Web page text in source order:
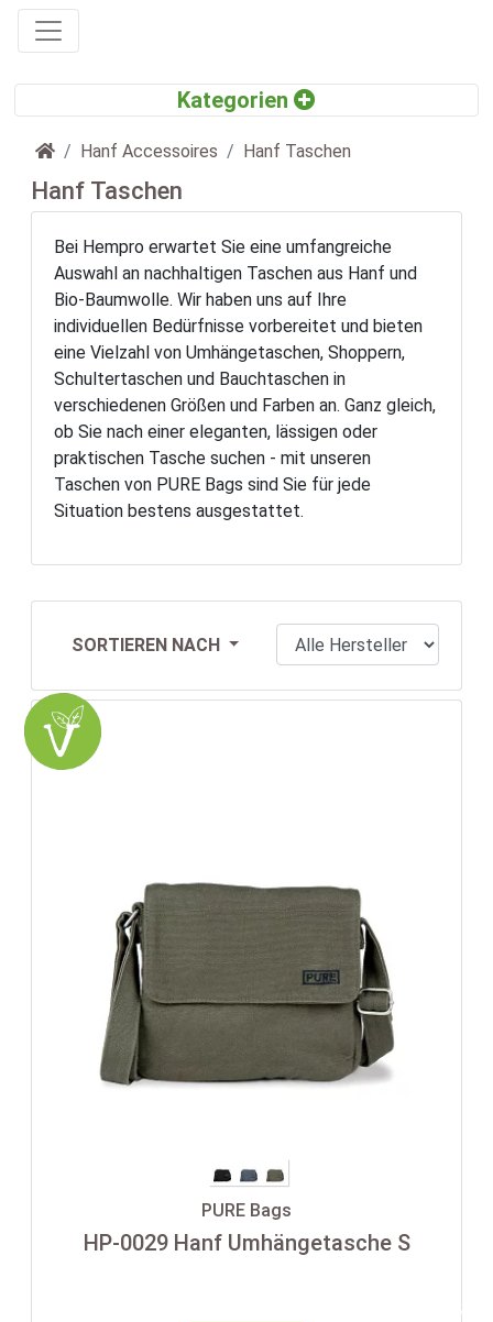
Startseite
Hanf Accessoires Hanf Taschen
Hanf Taschen
Bei Hempro erwartet Sie eine umfangreiche
Auswahl an nachhaltigen Taschen aus Hanf und
Bio-Baumwolle. Wir haben uns auf Ihre
individuellen Bedürfnisse vorbereitet und bieten
eine Vielzahl von Umhängetaschen, Shoppern,
Schultertaschen und Bauchtaschen in
verschiedenen Größen und Farben an. Ganz gleich,
ob Sie nach einer eleganten, lässigen oder
praktischen Tasche suchen - mit unseren
Taschen von PURE Bags sind Sie für jede
Situation bestens ausgestattet.
SORTIEREN NACH
PURE Bags
HP-0029 Hanf Umhängetasche S
-35%